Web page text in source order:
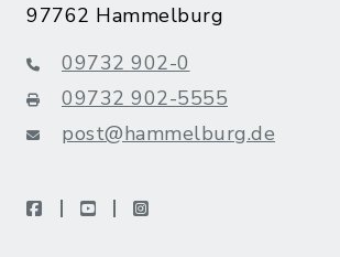
97762 Hammelburg
09732 902-0
09732 902-5555
post@hammelburg.de
facebookyoutubeinstagram